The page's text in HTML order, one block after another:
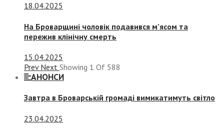
18.04.2025
На Броварщині чоловік подавився м’ясом та
пережив клінічну смерть
15.04.2025
Prev Next Showing 1 Of 588
АНОНСИ
Завтра в Броварській громаді вимикатимуть світло
23.04.2025